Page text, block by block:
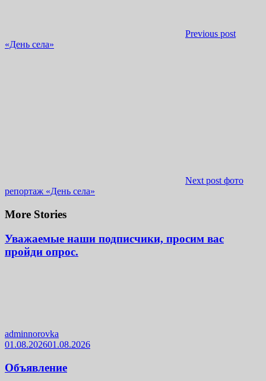
Previous post
«День села»
Next post фото
репортаж «День села»
More Stories
Уважаемые наши подписчики, просим вас
пройди опрос.
adminnorovka
01.08.202601.08.2026
Объявление